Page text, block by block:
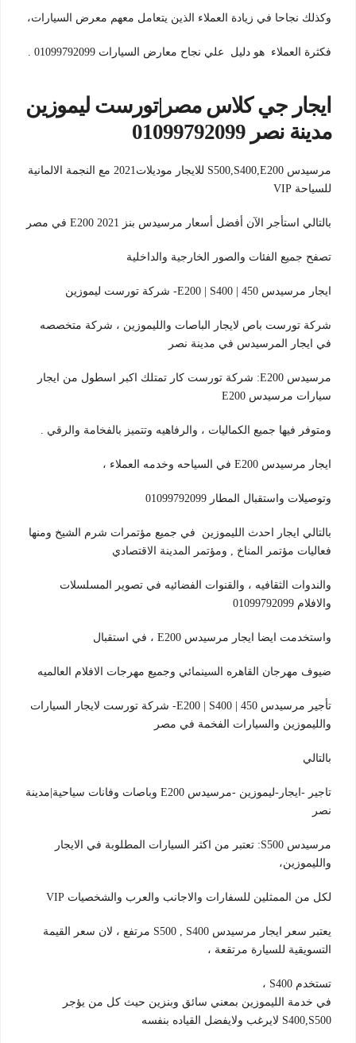
وكذلك نجاحا في زيادة العملاء الذين يتعامل معهم معرض السيارات،
فكثرة العملاء هو دليل علي نجاح معارض السيارات 01099792099 .
ايجار جي كلاس مصر|تورست ليموزين
مدينة نصر 01099792099
مرسيدس S500,S400,E200 للايجار موديلات2021 مع النجمة الالمانية
للسياحة VIP
بالتالي استأجر الآن أفضل أسعار مرسيدس بنز E200 2021 في مصر
تصفح جميع الفئات والصور الخارجية والداخلية
ايجار مرسيدس E200 | S400 | 450- شركة تورست ليموزين
شركة تورست باص لايجار الباصات والليموزين ، شركة متخصصه
في ايجار المرسيدس في مدينة نصر
مرسيدس E200: شركة تورست كار تمتلك اكبر اسطول من ايجار
سيارات مرسيدس E200
ومتوفر فيها جميع الكماليات ، والرفاهيه وتتميز بالفخامة والرقي .
ايجار مرسيدس E200 في السياحه وخدمه العملاء ،
وتوصيلات واستقبال المطار 01099792099
بالتالي ايجار احدث الليموزين في جميع مؤتمرات شرم الشيخ ومنها
فعاليات مؤتمر المناخ , ومؤتمر المدينة الاقتصادي
والندوات الثقافيه ، والقنوات الفضائيه في تصوير المسلسلات
والافلام 01099792099
واستخدمت ايضا ايجار مرسيدس E200 ، في استقبال
ضيوف مهرجان القاهره السينمائي وجميع مهرجات الافلام العالميه
تأجير مرسيدس E200 | S400 | 450- شركة تورست لايجار السيارات
والليموزين والسيارات الفخمة في مصر
بالتالي
تاجير -ايجار-ليموزين -مرسيدس E200 وباصات وفانات سياحية|مدينة
نصر
مرسيدس S500: تعتبر من اكثر السيارات المطلوبة في الايجار
والليموزين،
لكل من الممثلين للسفارات والاجانب والعرب والشخصيات VIP
يعتبر سعر ايجار مرسيدس S500 , S400 مرتفع ، لان سعر القيمة
التسويقية للسيارة مرتقعة ،
تستخدم S400 ،
في خدمة الليموزين بمعني سائق وبنزين حيث كل من يؤجر
S400,S500 لايرغب ولايفضل القياده بنفسه